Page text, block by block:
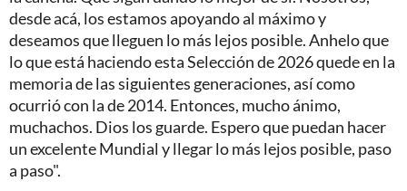
desde acá, los estamos apoyando al máximo y
deseamos que lleguen lo más lejos posible. Anhelo que
lo que está haciendo esta Selección de 2026 quede en la
memoria de las siguientes generaciones, así como
ocurrió con la de 2014. Entonces, mucho ánimo,
muchachos. Dios los guarde. Espero que puedan hacer
un excelente Mundial y llegar lo más lejos posible, paso
a paso".